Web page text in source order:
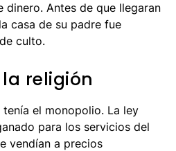
dinero. Antes de que llegaran
casa de su padre fue
culto.
religión
tenía el monopolio. La ley
para los servicios del
vendían a precios